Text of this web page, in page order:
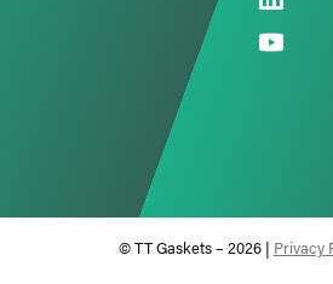
© TT Gaskets – 2026 | Privacy